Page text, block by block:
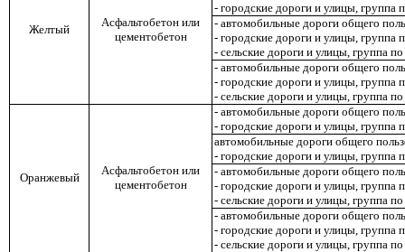
Желтый
Асфальтобетон или
цементобетон
- городские дороги и улицы,
- автомобильные дороги общего
- городские дороги и улицы,
- сельские дороги и улицы, группа
- автомобильные дороги общего
- городские дороги и улицы, группа
- сельские дороги и улицы, группа
Оранжевый
Асфальтобетон или
цементобетон
- автомобильные дороги общего
- городские дороги и улицы,
автомобильные дороги общего
- городские дороги и улицы,
- автомобильные дороги общего
- городские дороги и улицы,
- сельские дороги и улицы, группа
- автомобильные дороги общего
- городские дороги и улицы, группа
- сельские дороги и улицы, группа